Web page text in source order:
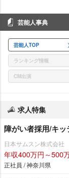
芸能人事典
芸能人TOP
ランキング情報
CM出演
求人特集
障がい者採用/キ
日本サムスン株式会社
年収400万円～500
正社員 / 神奈川県